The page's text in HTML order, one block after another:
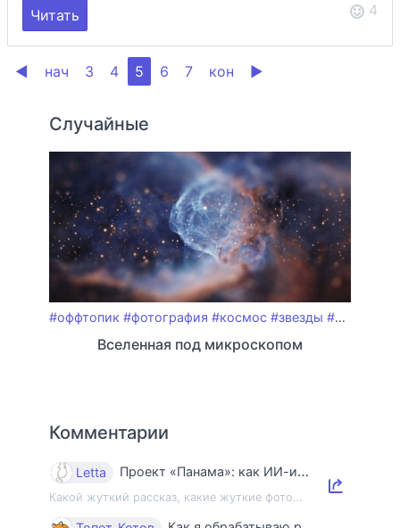
Читать 4
◀ нач 3 4 5 6 7 кон ▶
Случайные
#оффтопик #фотография #космос #звезды #звездное_небо
Вселенная под микроскопом
Комментарии
Letta Проект «Панама»: как ИИ-индустрия уничтожает книги и знания
Какой жуткий рассказ, какие жуткие фото…